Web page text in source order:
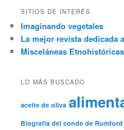
SITIOS DE INTERÉS
Imaginando vegetales
La mejor revista dedicada
Misceláneas
LO MÁS BUSCADO
aceite de oliva
Biografía del conde de Rumford